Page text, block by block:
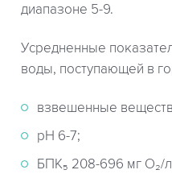
диапазоне 5-9.
Усредненные
воды, поступающей в
взвешенные
рН 6-7;
БПК₅ 208-696 мг О₂/